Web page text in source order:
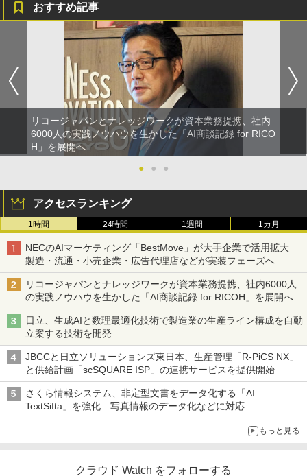
おすすめ記事
リコージャパンとナレッジワークが資本業務提携、社内
6000人の実践ノウハウを生かした「AI商談記録 for RICO
H」を展開へ
●
● ●
アクセスランキング
1時間 24時間 1週間 1カ月
NECのAIマーケティング「BestMove」が大手企業で活用拡大
製造・流通・小売企業・広告代理店などが実装フェーズへ
リコージャパンとナレッジワークが資本業務提携、社内6000人
の実践ノウハウを生かした「AI商談記録 for RICOH」を展開へ
日立、生成AIと数理最適化技術で製造業の生産ライン構成を自動
立案する技術を開発
JBCCと日立ソリューションズ東日本、生産管理「R-PiCS NX」
と供給計画「scSQUARE ISP」の連携サービスを提供開始
さくら情報システム、非定型文書をデータ化する「AI
TextSifta」を強化 写真情報のデータ化などに対応
もっと見る
クラウド Watch をフォローする